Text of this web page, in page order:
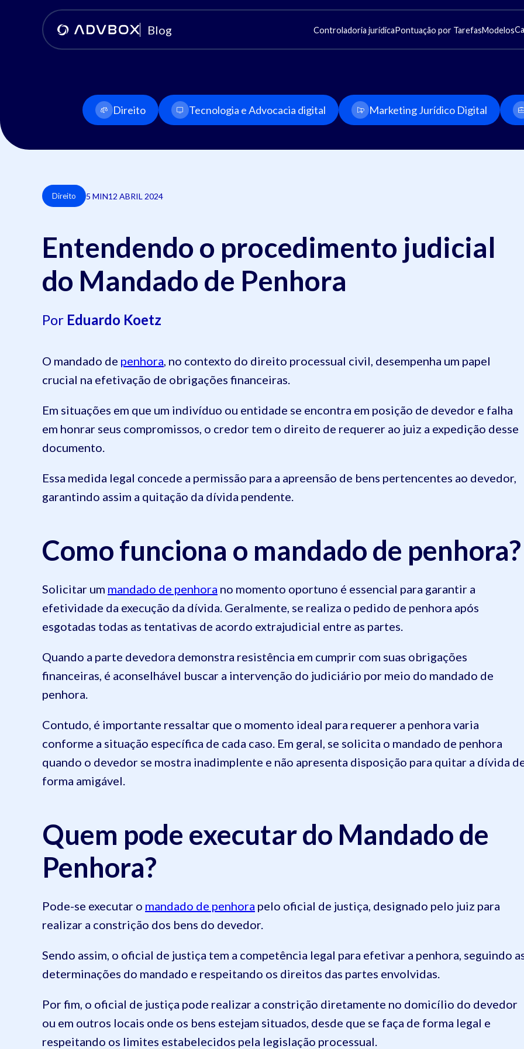
Blog Controladoria jurídicaPontuação por TarefasModelos
Direito Tecnologia e Advocacia digital Marketing Jurídico Digital
Direito 5 MIN12 ABRIL 2024
Entendendo o procedimento judicial
do Mandado de Penhora
Por Eduardo Koetz
O mandado de penhora, no contexto do direito processual civil, desempenha um papel
crucial na efetivação de obrigações financeiras.
Em situações em que um indivíduo ou entidade se encontra em posição de devedor e falha
em honrar seus compromissos, o credor tem o direito de requerer ao juiz a expedição desse
documento.
Essa medida legal concede a permissão para a apreensão de bens pertencentes ao devedor,
garantindo assim a quitação da dívida pendente.
Como funciona o mandado de penhora?
Solicitar um mandado de penhora no momento oportuno é essencial para garantir a
efetividade da execução da dívida. Geralmente, se realiza o pedido de penhora após
esgotadas todas as tentativas de acordo extrajudicial entre as partes.
Quando a parte devedora demonstra resistência em cumprir com suas obrigações
financeiras, é aconselhável buscar a intervenção do judiciário por meio do mandado de
penhora.
Contudo, é importante ressaltar que o momento ideal para requerer a penhora varia
conforme a situação específica de cada caso. Em geral, se solicita o mandado de penhora
quando o devedor se mostra inadimplente e não apresenta disposição para quitar a dívida
forma amigável.
Quem pode executar do Mandado de
Penhora?
Pode-se executar o mandado de penhora pelo oficial de justiça, designado pelo juiz para
realizar a constrição dos bens do devedor.
Sendo assim, o oficial de justiça tem a competência legal para efetivar a penhora, seguindo
determinações do mandado e respeitando os direitos das partes envolvidas.
Por fim, o oficial de justiça pode realizar a constrição diretamente no domicílio do devedor
ou em outros locais onde os bens estejam situados, desde que se faça de forma legal e
respeitando os limites estabelecidos pela legislação processual.